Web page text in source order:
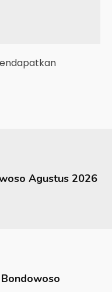
Agustus 2026